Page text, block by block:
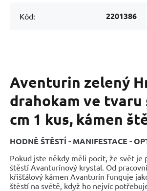
Kód: 2201386
Aventurin zelený
drahokam ve
cm 1 kus, kámen
HODNĚ ŠTĚSTÍ - MANIFESTACE -
Pokud jste někdy měli pocit, že svět
štěstí Avanturínový krystal. Od
křišťálový kámen Avanturín funguje
štěstí na světě, když ho nejvíc